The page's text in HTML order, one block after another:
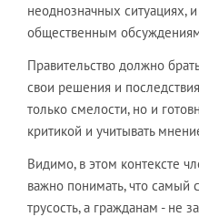
неоднозначных ситуациях,
общественным
Правительство должно
свои решения и
только смелости, но и
критикой и учитывать
Видимо, в этом контексте
важно понимать, что самый
трусость, а гражданам - не